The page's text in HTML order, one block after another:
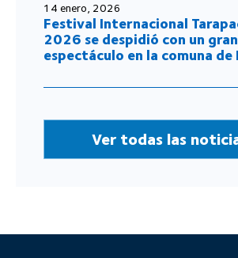
14 enero, 2026
Festival Internacional
2026 se despidió con un gran
espectáculo en la comuna de
Ver todas las